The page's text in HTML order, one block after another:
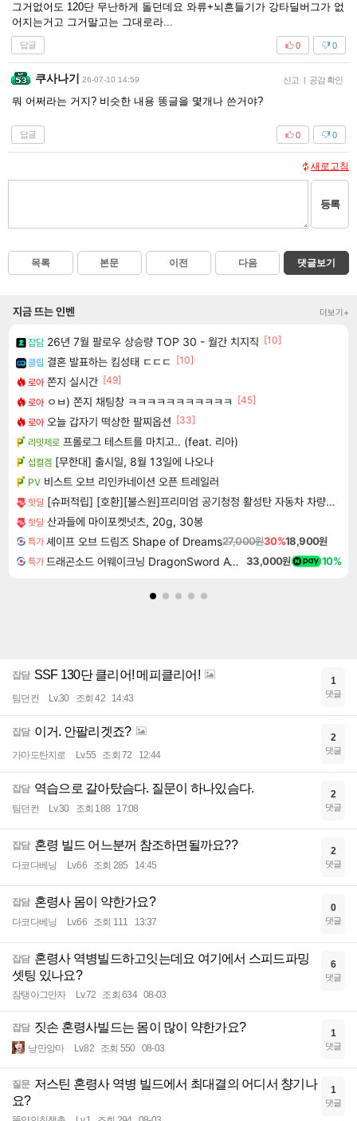
그거없어도 120단 무난하게 돌던데요 와류+뇌흔들기가 강타딜버그가 없
어지는거고 그거말고는 그대로라...
답글 0
0
쿠사나기 26-07-10 14:59 신고 | 공감 확인
뭐 어쩌라는 거지? 비슷한 내용 똥글을 몇개나 쓴거야?
답글 0
0
새로고침
등록
목록 본문 이전 다음 댓글보기
지금 뜨는 인벤 더보기+
잡담 26년 7월 팔로우 상승량 TOP 30 - 월간 치지직 [10]
클립 결혼 발표하는 킴성태 ㄷㄷㄷ
[10]
로아 쫀지 실시간 [49]
로아 ㅇㅂ) 쫀지 채팅창 ㅋㅋㅋㅋㅋㅋㅋㅋㅋㅋㅋ
[45]
로아 오늘 갑자기 떡상한 팔찌옵션 [33]
리밋제로 프롤로그 테스트를 마치고.. (feat. 리아)
섭컬겜 [무한대] 출시일, 8월 13일에 나오나
PV 비스트 오브 리인카네이션 오픈 트레일러
핫딜 [슈퍼적립] [호환][불스원]프리미엄 공기청정 활성탄 자동차 차량용 에어컨필터 01
핫딜 산과들에 마이포켓넛츠, 20g, 30봉
특가 셰이프 오브 드림즈 Shape of Dreams27,000원30%18,900원
특가 드래곤소드 어웨이크닝 DragonSword Awakening 33,000원 10%
잡담 SSF 130단 클리어! 메피클리어!
팀던컨 Lv.30 조회 42 14:43
1
댓글
잡담 이거. 안팔리겟죠?
가마도탄지로 Lv.55 조회 72 12:44
2
댓글
잡담 역습으로 갈아탔슴다. 질문이 하나있슴다.
팀던컨 Lv.30 조회 188 17:08
2
댓글
잡담 혼령 빌드 어느분꺼 참조하면될까요??
다코다베닝 Lv.66 조회 285 14:45
2
댓글
잡담 혼령사 몸이 약한가요?
다코다베닝 Lv.66 조회 111 13:37
0
댓글
잡담 혼령사 역병빌드하고잇는데요 여기에서 스피드파밍
셋팅 있나요?
잠탱아그만자 Lv.72 조회 634 08-03
6
댓글
잡담 짓손 혼령사빌드는 몸이 많이 약한가요?
낭만앙마 Lv.82 조회 550 08-03
1
댓글
질문 저스틴 혼령사 역병 빌드에서 최대결의 어디서 챵기나
요?
1
댓글